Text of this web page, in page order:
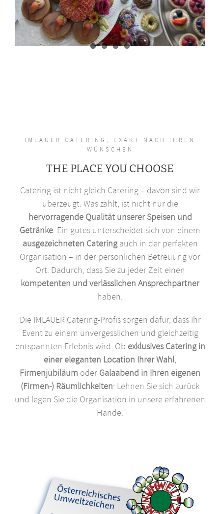
IMLAUER CATERING, EXAKT NACH IHREN
WÜNSCHEN
THE PLACE YOU CHOOSE
Catering ist nicht gleich Catering – davon sind wir
überzeugt. Was zählt, ist nicht nur die
hervorragende Qualität unserer Speisen und
Getränke. Ein gutes unterscheidet sich von einem
ausgezeichneten Cateringauch in der perfekten
Organisation – in der persönlichen Betreuung vor
Ort. Dadurch, dass Sie zu jeder Zeit einen
kompetenten und verlässlichen Ansprechpartner
haben.
Die IMLAUER Catering-Profis sorgen dafür, dass Ihr
Event zu einem unvergesslichen und gleichzeitig
entspannten Erlebnis wird. Ob exklusives Catering in
einer eleganten Location Ihrer Wahl,
Firmenjubiläum oder Galaabend in Ihren eigenen
(Firmen-) Räumlichkeiten: Lehnen Sie sich zurück
und legen Sie die Organisation in unsere erfahrenen
Hände.